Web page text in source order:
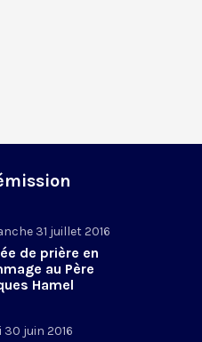
31 juillet 2016
de prière en
au Père
Hamel
30 juin 2016